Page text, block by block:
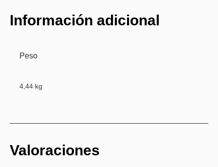
Información adicional
Peso
4,44 kg
Valoraciones